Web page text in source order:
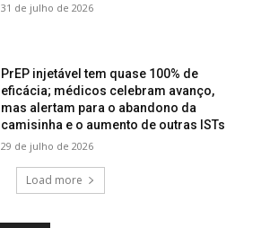
31 de julho de 2026
PrEP injetável tem quase 100% de
eficácia; médicos celebram avanço,
mas alertam para o abandono da
camisinha e o aumento de outras ISTs
29 de julho de 2026
Load more